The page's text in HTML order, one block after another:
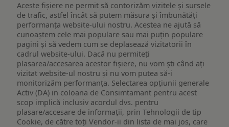
Aceste fișiere ne permit să contorizăm vizitele și sursele
de trafic, astfel încât să putem măsura și îmbunătăți
performanța website-ului nostru. Acestea ne ajută să
cunoaștem cele mai populare sau mai puțin populare
pagini și să vedem cum se deplasează vizitatorii în
cadrul website-ului. Dacă nu permiteți
plasarea/accesarea acestor fișiere, nu vom ști când ați
vizitat website-ul nostru și nu vom putea să-i
monitorizăm performanța. Selectarea opțiunii generale
Activ (DA) in coloana de Consimtamant pentru acest
scop implică inclusiv acordul dvs. pentru
plasare/accesare de informații, prin Tehnologii de tip
Cookie, de către toți Vendor-ii din lista de mai jos, care